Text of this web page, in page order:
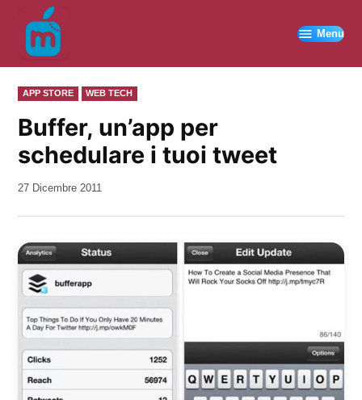
contenuto
Menu
PUBBLICATO
IN
APP STORE WEB TECH
Buffer, un’app per
schedulare i tuoi tweet
da
27 Dicembre 2011